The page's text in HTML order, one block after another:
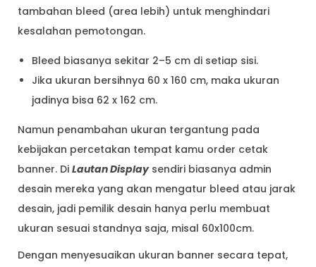
tambahan bleed (area lebih) untuk menghindari
kesalahan pemotongan.
Bleed biasanya sekitar 2–5 cm di setiap sisi.
Jika ukuran bersihnya 60 x 160 cm, maka ukuran
jadinya bisa 62 x 162 cm.
Namun penambahan ukuran tergantung pada
kebijakan percetakan tempat kamu order cetak
banner. Di Lautan Displaysendiri biasanya admin
desain mereka yang akan mengatur bleed atau jarak
desain, jadi pemilik desain hanya perlu membuat
ukuran sesuai standnya saja, misal 60x100cm.
Dengan menyesuaikan ukuran banner secara tepat,